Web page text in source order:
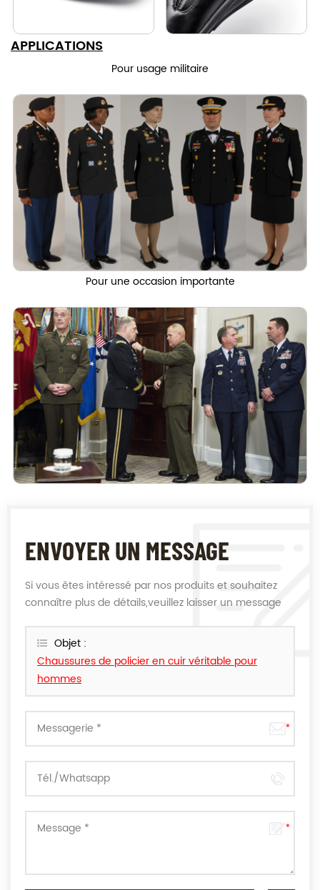
APPLICATIONS
Pour usage militaire
Pour une occasion importante
ENVOYER UN MESSAGE
Si vous êtes intéressé par nos produits et souhaitez
connaître plus de détails,veuillez laisser un message
Objet :
Chaussures de policier en cuir véritable pour
hommes